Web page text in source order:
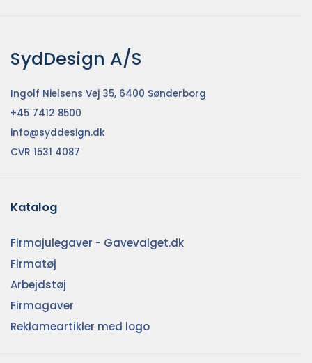
SydDesign A/S
Ingolf Nielsens Vej 35, 6400 Sønderborg
+45 7412 8500
info@syddesign.dk
CVR 1531 4087
Katalog
Firmajulegaver - Gavevalget.dk
Firmatøj
Arbejdstøj
Firmagaver
Reklameartikler med logo